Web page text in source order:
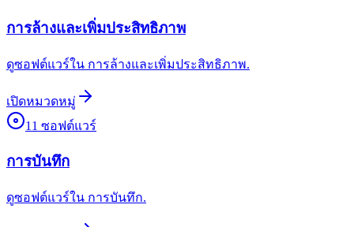
การล้างและเพิ่มประสิทธิภาพ
ดูซอฟต์แวร์ใน การล้างและเพิ่มประสิทธิภาพ.
เปิดหมวดหมู่
11 ซอฟต์แวร์
การบันทึก
ดูซอฟต์แวร์ใน การบันทึก.